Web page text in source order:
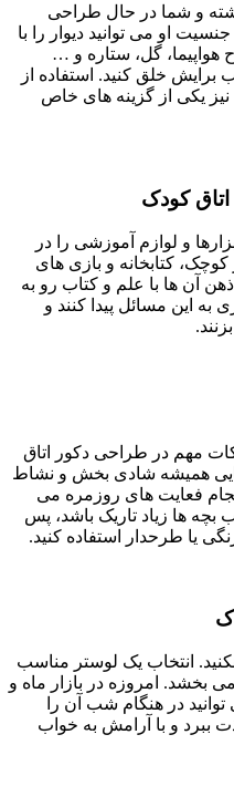
و شما در حال طراحی
او می توانید دیوار را با
هواپیما، گل، ستاره و …
برایش خلق کنید. استفاده از
یکی از گزینه های خاص
کودک
و لوازم آموزشی را در
کتابخانه و بازی های
آن ها با علم و کتاب رو به
این مسائل پیدا کنند و
مهم در طراحی دکور اتاق
همیشه شادی بخش و نشاط
فعایت های روزمره می
بچه ها زیاد تاریک باشد، پس
یا طرحدار استفاده کنید.
انتخاب یک لوستر مناسب
بخشد. امروزه در بازار ماه و
در هنگام شب آن را
ببرد و با آرامش به خواب